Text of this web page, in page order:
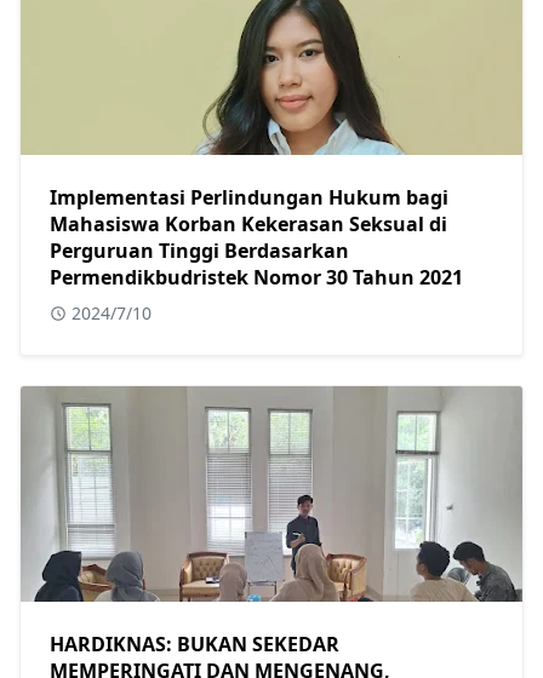
Implementasi Perlindungan Hukum bagi
Mahasiswa Korban Kekerasan Seksual di
Perguruan Tinggi Berdasarkan
Permendikbudristek Nomor 30 Tahun 2021
2024/7/10
HARDIKNAS: BUKAN SEKEDAR
MEMPERINGATI DAN MENGENANG,